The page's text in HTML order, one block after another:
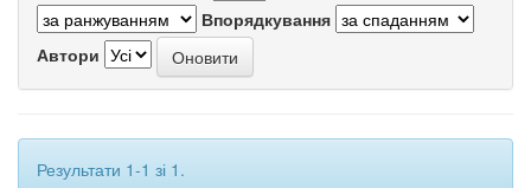
Впорядкування
Автори
Результати 1-1 зі 1.